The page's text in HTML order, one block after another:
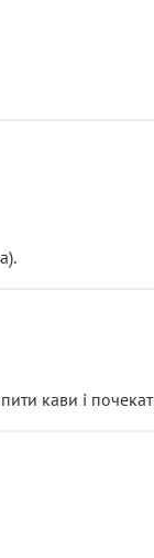
кави і